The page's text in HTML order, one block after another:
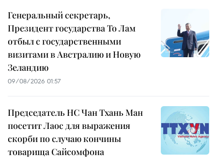
Генеральный секретарь,
Президент государства То Лам
отбыл с государственными
визитами в Австралию и Новую
Зеландию
09/08/2026 01:57
Председатель НС Чан Тхань Ман
посетит Лаос для выражения
скорби по случаю кончины
товарища Сайсомфона